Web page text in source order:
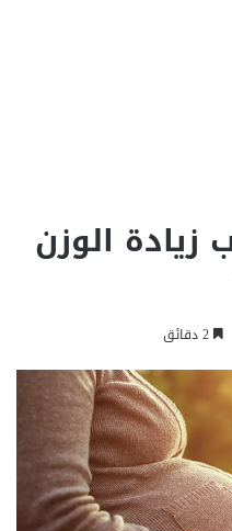
الوزن